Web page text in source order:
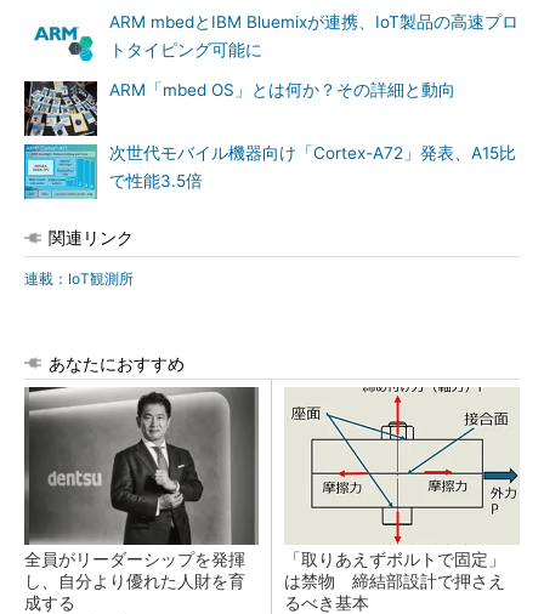
ARM mbedとIBM Bluemixが連携、IoT製品の高速プロ
トタイピング可能に
ARM「mbed OS」とは何か？その詳細と動向
次世代モバイル機器向け「Cortex-A72」発表、A15比
で性能3.5倍
関連リンク
連載：IoT観測所
あなたにおすすめ
全員がリーダーシップを発揮
し、自分より優れた人財を育
成する
「取りあえずボルトで固定」
は禁物 締結部設計で押さえ
るべき基本